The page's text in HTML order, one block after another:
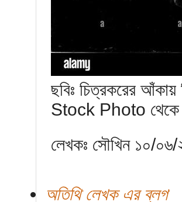
ছবিঃ চিত্রকরের আঁকায়
Stock Photo থেকে
লেখকঃ সৌখিন ১০/
অতিথি লেখক এর ব্লগ